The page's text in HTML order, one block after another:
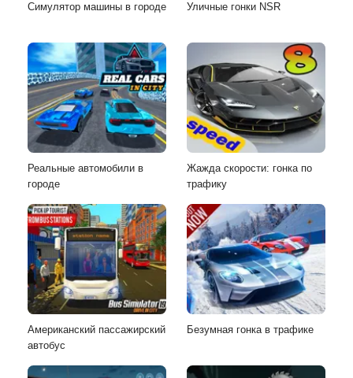
Симулятор машины в городе Уличные гонки NSR
Реальные автомобили в
городе
Жажда скорости: гонка по
трафику
Американский пассажирский
автобус
Безумная гонка в трафике